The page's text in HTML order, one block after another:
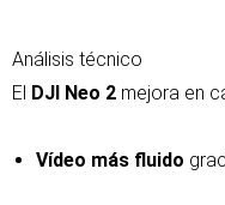
Análisis técnico
El DJI Neo 2 mejora en
Vídeo más fluido